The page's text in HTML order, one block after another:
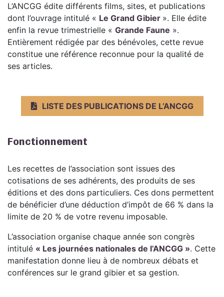
L’ANCGG édite différents films, sites, et publications
dont l’ouvrage intitulé « Le Grand Gibier ». Elle édite
enfin la revue trimestrielle « Grande Faune ».
Entièrement rédigée par des bénévoles, cette revue
constitue une référence reconnue pour la qualité de
ses articles.
LISTE DES PUBLICATIONS DE L’ANCGG
Fonctionnement
Les recettes de l’association sont issues des
cotisations de ses adhérents, des produits de ses
éditions et des dons particuliers. Ces dons permettent
de bénéficier d’une déduction d’impôt de 66 % dans la
limite de 20 % de votre revenu imposable.
L’association organise chaque année son congrès
intitulé « Les journées nationales de l’ANCGG ». Cette
manifestation donne lieu à de nombreux débats et
conférences sur le grand gibier et sa gestion.